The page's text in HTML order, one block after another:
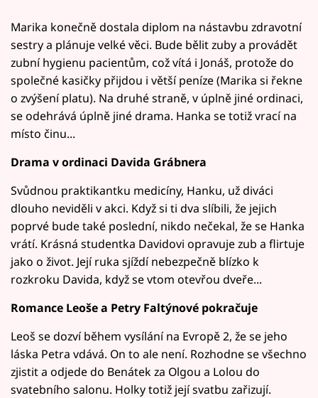
Marika konečně dostala diplom na nástavbu zdravotní
sestry a plánuje velké věci. Bude bělit zuby a provádět
zubní hygienu pacientům, což vítá i Jonáš, protože do
společné kasičky přijdou i větší peníze (Marika si řekne
o zvýšení platu). Na druhé straně, v úplně jiné ordinaci,
se odehrává úplně jiné drama. Hanka se totiž vrací na
místo činu...
Drama v ordinaci Davida Grábnera
Svůdnou praktikantku medicíny, Hanku, už diváci
dlouho neviděli v akci. Když si ti dva slíbili, že jejich
poprvé bude také poslední, nikdo nečekal, že se Hanka
vrátí. Krásná studentka Davidovi opravuje zub a flirtuje
jako o život. Její ruka sjíždí nebezpečně blízko k
rozkroku Davida, když se vtom otevřou dveře...
Romance Leoše a Petry Faltýnové pokračuje
Leoš se dozví během vysílání na Evropě 2, že se jeho
láska Petra vdává. On to ale není. Rozhodne se všechno
zjistit a odjede do Benátek za Olgou a Lolou do
svatebního salonu. Holky totiž její svatbu zařizují.